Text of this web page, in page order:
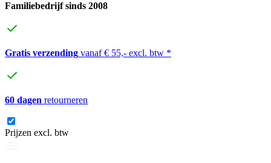
Familiebedrijf sinds 2008
Gratis verzending vanaf € 55,- excl. btw *
60 dagen retourneren
Prijzen excl. btw